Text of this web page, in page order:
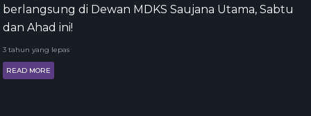
berlangsung di Dewan MDKS Saujana Utama, Sabtu
dan Ahad ini!
3 tahun yang lepas
READ MORE